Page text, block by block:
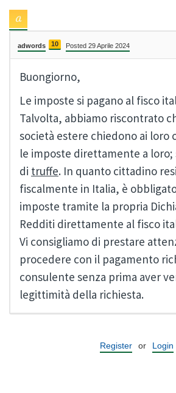
adwords 10 Posted 29 Aprile 2024
Buongiorno,
Le imposte si pagano al fisco
Talvolta, abbiamo riscontrato
società estere chiedono ai loro
le imposte direttamente a loro;
di truffe. In quanto cittadino
fiscalmente in Italia, è
imposte tramite la propria
Redditi direttamente al fisco
Vi consigliamo di prestare
procedere con il pagamento
consulente senza prima aver
legittimità della richiesta.
Register or Login